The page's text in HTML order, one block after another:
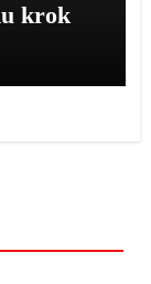
krok